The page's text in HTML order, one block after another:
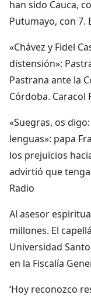
han sido Cauca,
Putumayo, con 7.
«Chávez y Fidel
distensión»:
Pastrana ante la
Córdoba. Caracol
«Suegras, os
lenguas»: papa
los prejuicios
advirtió que
Radio
Al asesor
millones. El
Universidad
en la Fiscalía
‘Hoy reconozco